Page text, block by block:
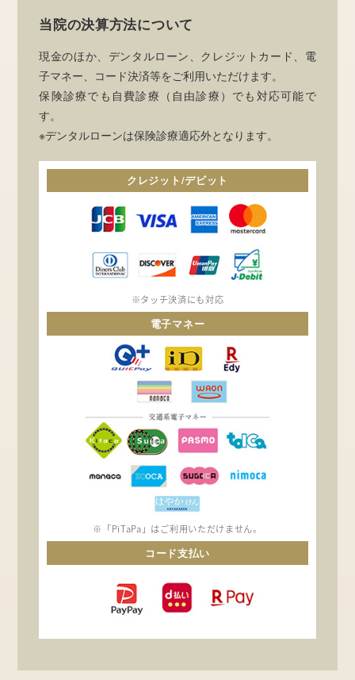
当院の決算方法について
現金のほか、デンタルローン、クレジットカード、電
子マネー、コード決済等をご利用いただけます。
保険診療でも自費診療（自由診療）でも対応可能で
す。
※デンタルローンは保険診療適応外となります。
クレジット/デビット
※タッチ決済にも対応
電子マネー
※「PiTaPa」はご利用いただけません。
コード支払い